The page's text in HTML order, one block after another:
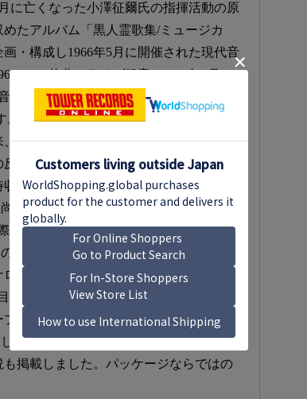
に亡くなった小澤征爾氏の指揮活動の原
たアルバム「黒人霊歌集/ミュージカ
・構成し1966年5月に開催された現代音
」の2枚分のライヴ録音と1968年6月の
楽祭の1枚のライヴを2枚組に集成した各
この時に演奏したのが小澤と若杉を始
武満との強固な信頼関係が築かれた記
響は大きく、当時の日本の楽壇に及ぼ
録したビクターの音は当時の熱気溢れ
更雰囲気が伝わってくる優秀録音です。
も音質含め話題になりました(「黒人霊歌
リリースはその時以来となりますが、ビ
グ・マスターテープの状態は非常に良
す。また今回もSACD化の過程に拘
を忠実に再現するべく最良の方法を選
た。解説書はLP初出時のものを、一部を
掲載しました。パッケージならではの